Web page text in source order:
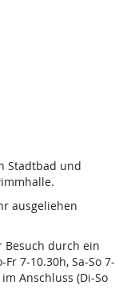
Stadtbad und
ausgeliehen
Besuch durch ein
7-10.30h, Sa-So 7-
Anschluss (Di-So